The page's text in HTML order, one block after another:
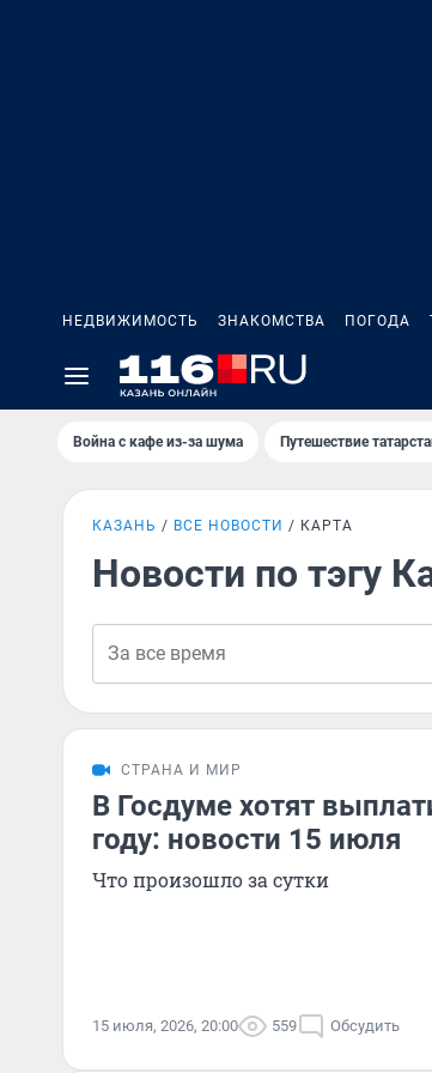
НЕДВИЖИМОСТЬ ЗНАКОМСТВА ПОГОДА
Война с кафе из-за шума Путешествие
КАЗАНЬ ВСЕ НОВОСТИ КАРТА
Новости по тэгу
СТРАНА И МИР
В Госдуме хотят
году: новости 15 июля
Что произошло за сутки
15 июля, 2026, 20:00 559 Обсудить